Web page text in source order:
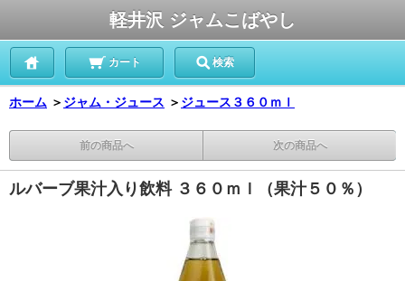
軽井沢 ジャムこばやし
カート 検索
ホーム ＞ ジャム・ジュース ＞ ジュース３６０ｍｌ
前の商品へ 次の商品へ
ルバーブ果汁入り飲料 ３６０ｍｌ（果汁５０％）